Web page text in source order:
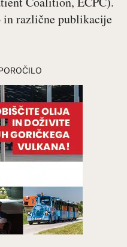
različne publikacije